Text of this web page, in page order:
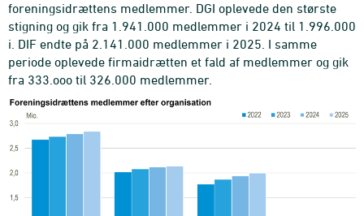
foreningsidrættens medlemmer. DGI oplevede den største
stigning og gik fra 1.941.000 medlemmer i 2024 til 1.996.000
i. DIF endte på 2.141.000 medlemmer i 2025. I samme
periode oplevede firmaidrætten et fald af medlemmer og gik
fra 333.ooo til 326.000 medlemmer.